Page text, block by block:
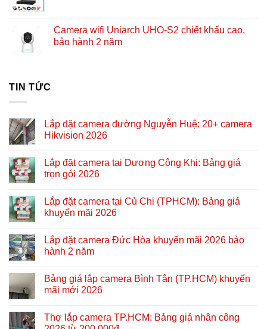
Camera wifi Uniarch UHO-S2 chiết khấu cao,
bảo hành 2 năm
TIN TỨC
Lắp đặt camera đường Nguyễn Huệ: 20+ camera
Hikvision 2026
Lắp đặt camera tại Dương Công Khi: Bảng giá
trọn gói 2026
Lắp đặt camera tại Củ Chi (TPHCM): Bảng giá
khuyến mãi 2026
Lắp đặt camera Đức Hòa khuyến mãi 2026 bảo
hành 2 năm
Bảng giá lắp camera Bình Tân (TP.HCM) khuyến
mãi mới 2026
Thợ lắp camera TP.HCM: Bảng giá nhân công